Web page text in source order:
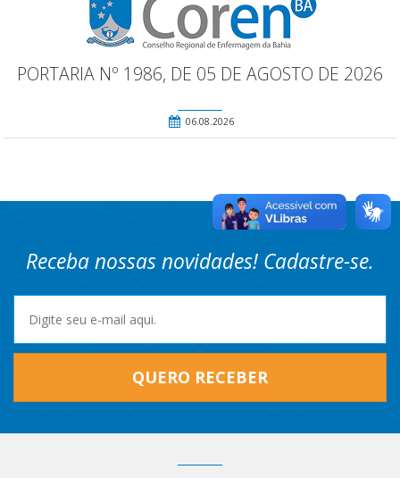
PORTARIA Nº 1986, DE 05 DE AGOSTO DE 2026
06.08.2026
Receba nossas novidades! Cadastre-se.
QUERO RECEBER